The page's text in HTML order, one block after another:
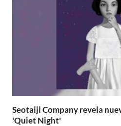
Seotaiji Company revela
'Quiet Night'